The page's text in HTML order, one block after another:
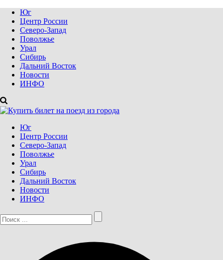
Юг
Центр России
Северо-Запад
Поволжье
Урал
Сибирь
Дальний Восток
Новости
ИНФО
Юг
Центр России
Северо-Запад
Поволжье
Урал
Сибирь
Дальний Восток
Новости
ИНФО